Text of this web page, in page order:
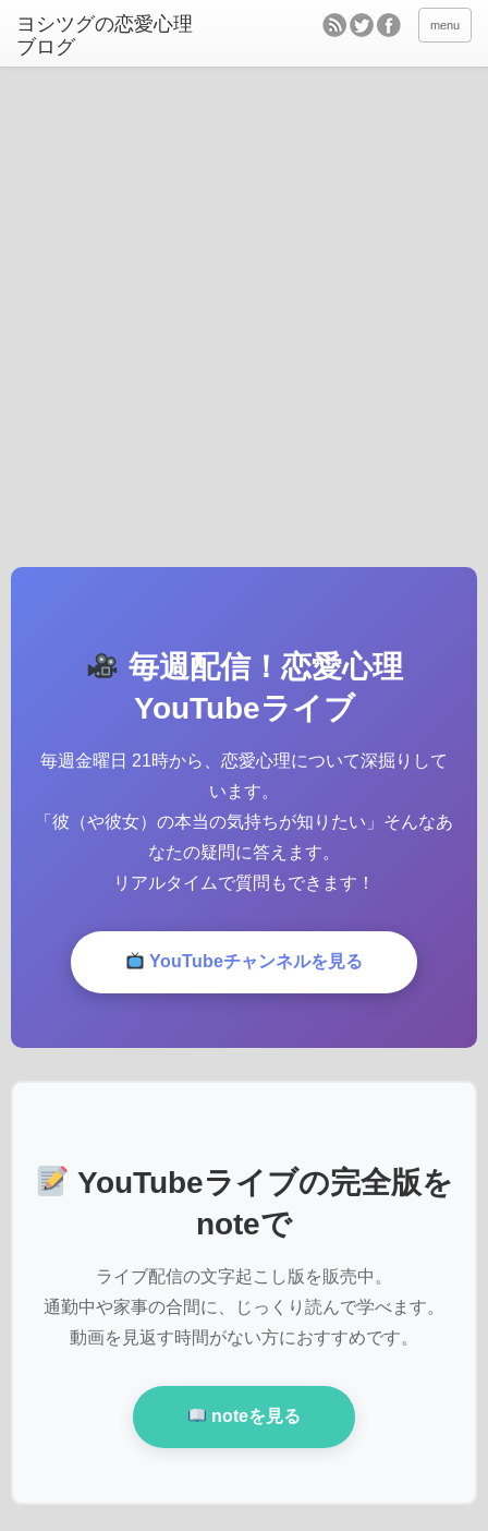
ヨシツグの恋愛心理
ブログ
menu
毎週配信！恋愛心理
YouTubeライブ
毎週金曜日 21時から、恋愛心理について深掘りして
います。
「彼（や彼女）の本当の気持ちが知りたい」そんなあ
なたの疑問に答えます。
リアルタイムで質問もできます！
YouTubeチャンネルを見る
YouTubeライブの完全版を
noteで
ライブ配信の文字起こし版を販売中。
通勤中や家事の合間に、じっくり読んで学べます。
動画を見返す時間がない方におすすめです。
noteを見る